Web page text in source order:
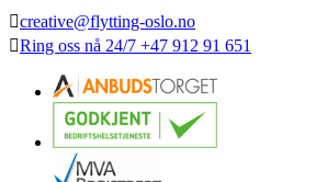
creative@flytting-oslo.no
Ring oss nå 24/7 +47 912 91 651